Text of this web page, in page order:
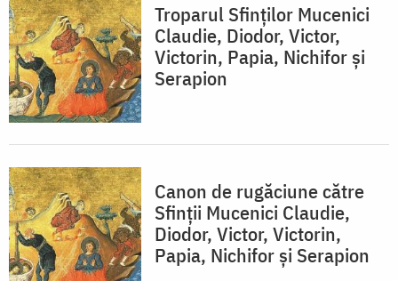
Troparul Sfinţilor Mucenici
Claudie, Diodor, Victor,
Victorin, Papia, Nichifor şi
Serapion
Canon de rugăciune către
Sfinţii Mucenici Claudie,
Diodor, Victor, Victorin,
Papia, Nichifor şi Serapion